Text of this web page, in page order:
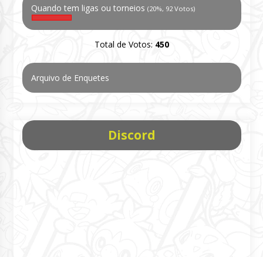
Quando tem ligas ou torneios (20%, 92 Votos)
Total de Votos: 450
Arquivo de Enquetes
Discord